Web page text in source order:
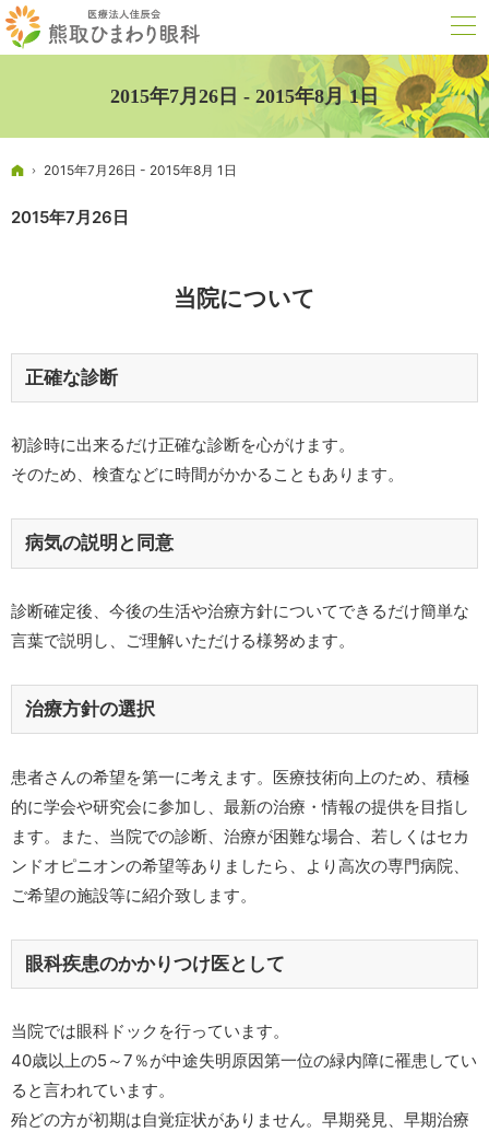
2015年7月26日 - 2015年8月 1日
ホーム
2015年7月26日 - 2015年8月 1日
2015年7月26日
当院について
正確な診断
初診時に出来るだけ正確な診断を心がけます。
そのため、検査などに時間がかかることもあります。
病気の説明と同意
診断確定後、今後の生活や治療方針についてできるだけ簡単な
言葉で説明し、ご理解いただける様努めます。
治療方針の選択
患者さんの希望を第一に考えます。医療技術向上のため、積極
的に学会や研究会に参加し、最新の治療・情報の提供を目指し
ます。また、当院での診断、治療が困難な場合、若しくはセカ
ンドオピニオンの希望等ありましたら、より高次の専門病院、
ご希望の施設等に紹介致します。
眼科疾患のかかりつけ医として
当院では眼科ドックを行っています。
40歳以上の5～7％が中途失明原因第一位の緑内障に罹患してい
ると言われています。
殆どの方が初期は自覚症状がありません。早期発見、早期治療